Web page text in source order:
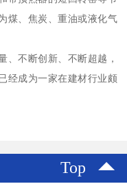
煤、焦炭、重油或液化气
、不断创新、不断超越，
经成为一家在建材行业颇
Top